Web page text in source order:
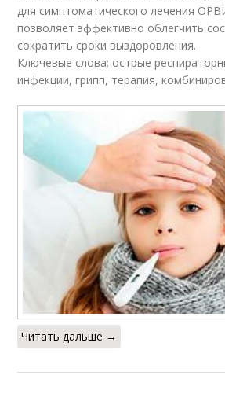
для симптоматического лечения
позволяет эффективно облегчить
сократить сроки выздоровления.
Ключевые слова: острые
инфекции, грипп, терапия,
Читать дальше →